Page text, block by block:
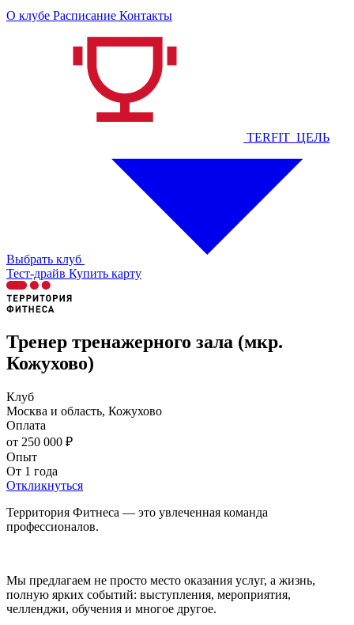
О клубе Расписание Контакты
TERFIT_ЦЕЛЬ
Выбрать клуб
Тест-драйв Купить карту
Тренер тренажерного зала (мкр.
Кожухово)
Клуб
Москва и область, Кожухово
Оплата
от 250 000 ₽
Опыт
От 1 года
Откликнуться
Территория Фитнеса — это увлеченная команда
профессионалов.
Мы предлагаем не просто место оказания услуг, а жизнь,
полную ярких событий: выступления, мероприятия,
челленджи, обучения и многое другое.